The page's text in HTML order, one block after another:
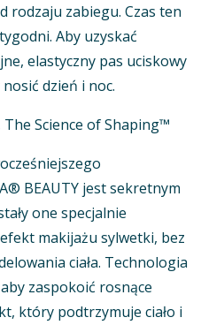
rodzaju zabiegu. Czas ten
Aby uzyskać
elastyczny pas uciskowy
nosić dzień i noc.
The Science of Shaping™
BEAUTY jest sekretnym
one specjalnie
makijażu sylwetki, bez
ciała. Technologia
zaspokoić rosnące
który podtrzymuje ciało i